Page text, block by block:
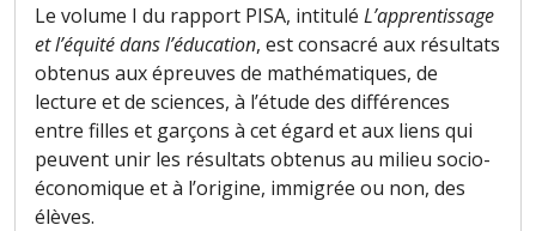
Le volume I du rapport PISA, intitulé L’apprentissage
et l’équité dans l’éducation, est consacré aux résultats
obtenus aux épreuves de mathématiques, de
lecture et de sciences, à l’étude des différences
entre filles et garçons à cet égard et aux liens qui
peuvent unir les résultats obtenus au milieu socio-
économique et à l’origine, immigrée ou non, des
élèves.